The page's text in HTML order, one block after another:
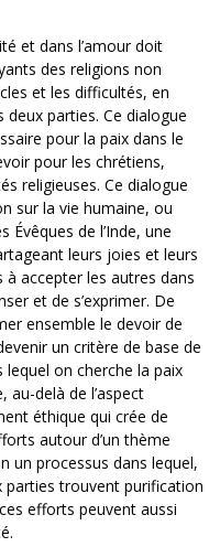
et dans l’amour doit
des religions non
et les difficultés, en
parties. Ce dialogue
pour la paix dans le
pour les chrétiens,
religieuses. Ce dialogue
sur la vie humaine, ou
de l’Inde, une
leurs joies et leurs
à accepter les autres dans
et de s’exprimer. De
ensemble le devoir de
un critère de base de
lequel on cherche la paix
delà de l’aspect
éthique qui crée de
autour d’un thème
un processus dans lequel,
parties trouvent purification
efforts peuvent aussi